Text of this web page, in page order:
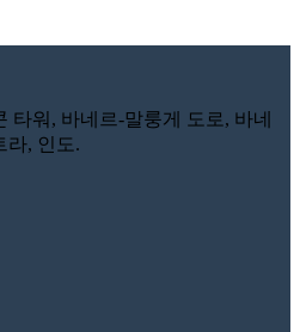
타워, 바네르-말룽게 도로, 바네
라, 인도.